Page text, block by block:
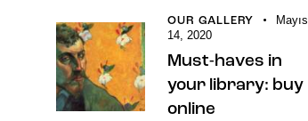
OUR GALLERY
Mayıs
14, 2020
Must-haves in
your library: buy
online